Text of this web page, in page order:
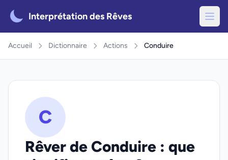
Interprétation des Rêves
Accueil Dictionnaire Actions Conduire
C
Rêver de Conduire : que